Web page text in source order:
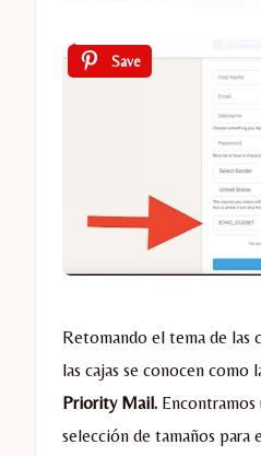
Save
Retomando el tema de las
las cajas se conocen como
Priority Mail. Encontramos
selección de tamaños para